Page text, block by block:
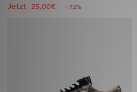
Jetzt 25,00€ - 72%
Hilfe & Kontakt